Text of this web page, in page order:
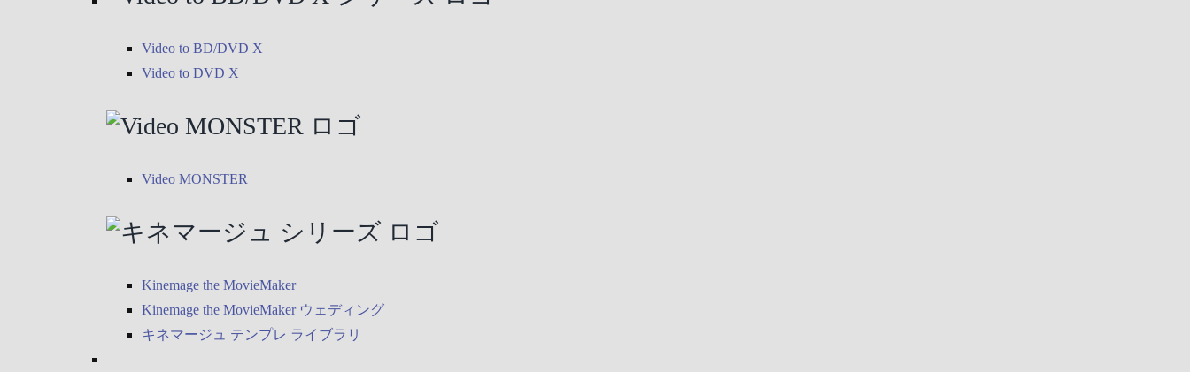
Video to BD/DVD X
Video to DVD X
Video MONSTER
Kinemage the MovieMaker
Kinemage the MovieMaker ウェディング
キネマージュ テンプレ ライブラリ